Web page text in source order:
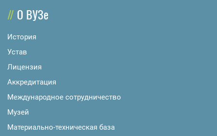
О ВУЗе
История
Устав
Лицензия
Аккредитация
Международное сотрудничество
Музей
Материально-техническая база